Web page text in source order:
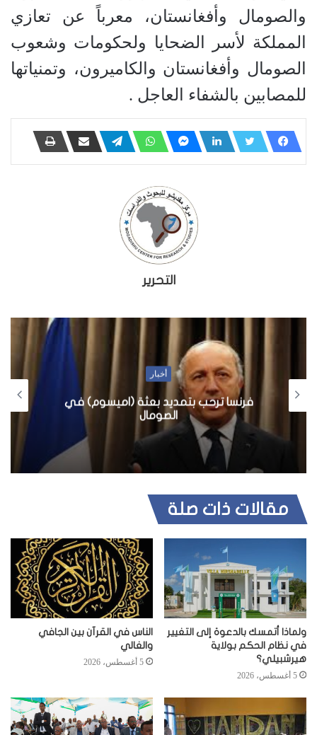
والصومال وأفغانستان، معرباً عن تعازي
المملكة لأسر الضحايا ولحكومات وشعوب
الصومال وأفغانستان والكاميرون، وتمنياتها
للمصابين بالشفاء العاجل .
التحرير
أخبار
فرنسا ترحب بتمديد بعثة (اميسوم) في
الصومال
مقالات ذات صلة
ولماذا أتمسك بالدعوة إلى التغيير
في نظام الحكم بولاية
هيرشبيلي؟
5 أغسطس، 2026
الناس في القرآن بين الجافي
والغالي
5 أغسطس، 2026